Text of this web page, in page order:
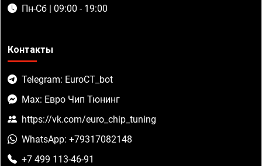
Пн-Сб | 09:00 - 19:00
Контакты
Telegram: EuroCT_bot
Max: Евро Чип Тюнинг
https://vk.com/euro_chip_tuning
WhatsApp: +79317082148
+7 499 113-46-91